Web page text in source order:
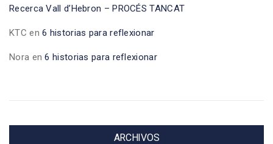
Recerca Vall d’Hebron – PROCÉS TANCAT
KTC en6 historias para reflexionar
Nora en6 historias para reflexionar
ARCHIVOS